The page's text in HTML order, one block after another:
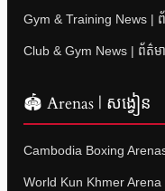
Gym & Training News |
Club & Gym News | ព័ត៌ម
🏟 Arenas | សង្វៀន
Cambodia Boxing
World Kun Khmer